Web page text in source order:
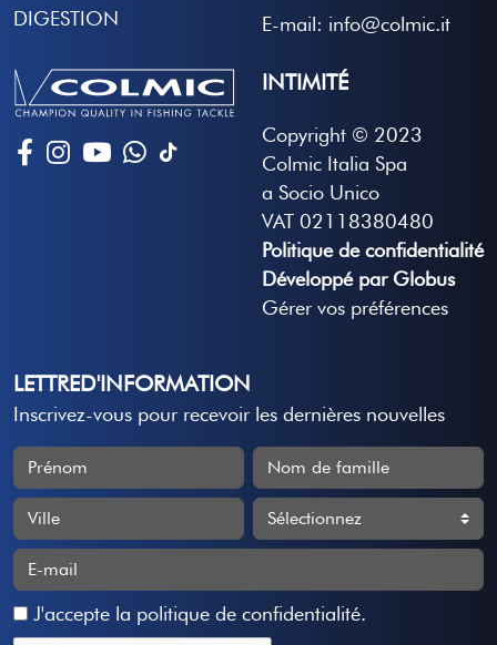
DIGESTION
E-mail: info@colmic.it
INTIMITÉ
Copyright © 2023
Colmic Italia Spa
a Socio Unico
VAT 02118380480
Politique de confidentialité
Développé par Globus
Gérer vos préférences
LETTRED'INFORMATION
Inscrivez-vous pour recevoir les dernières nouvelles
J'accepte la politique de confidentialité.